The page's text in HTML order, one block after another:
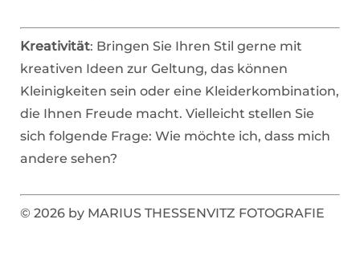
Kreativität: Bringen Sie Ihren Stil gerne mit
kreativen Ideen zur Geltung, das können
Kleinigkeiten sein oder eine Kleiderkombination,
die Ihnen Freude macht. Vielleicht stellen Sie
sich folgende Frage: Wie möchte ich, dass mich
andere sehen?
© 2026 by MARIUS THESSENVITZ FOTOGRAFIE